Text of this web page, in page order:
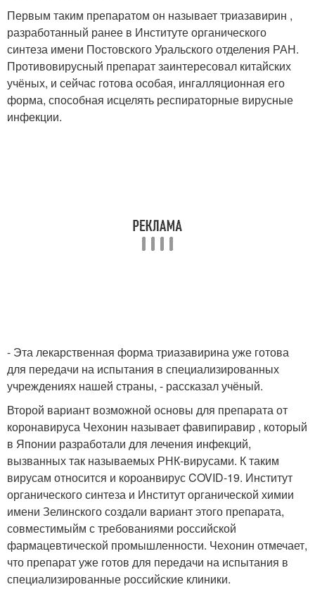
Первым таким препаратом он называет триазавирин ,
разработанный ранее в Институте органического
синтеза имени Постовского Уральского отделения РАН.
Противовирусный препарат заинтересовал китайских
учёных, и сейчас готова особая, ингалляционная его
форма, способная исцелять респираторные вирусные
инфекции.
- Эта лекарственная форма триазавирина уже готова
для передачи на испытания в специализированных
учреждениях нашей страны, - рассказал учёный.
Второй вариант возможной основы для препарата от
коронавируса Чехонин называет фавипиравир , который
в Японии разработали для лечения инфекций,
вызванных так называемых РНК-вирусами. К таким
вирусам относится и короанвирус COVID-19. Институт
органического синтеза и Институт органической химии
имени Зелинского создали вариант этого препарата,
совместимыйм с требованиями российской
фармацевтической промышленности. Чехонин отмечает,
что препарат уже готов для передачи на испытания в
специализированные российские клиники.